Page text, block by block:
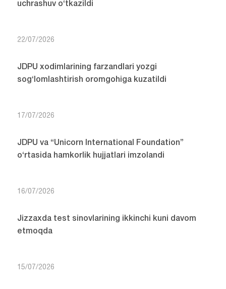
uchrashuv o‘tkazildi
22/07/2026
JDPU xodimlarining farzandlari yozgi
sog‘lomlashtirish oromgohiga kuzatildi
17/07/2026
JDPU va “Unicorn International Foundation”
o‘rtasida hamkorlik hujjatlari imzolandi
16/07/2026
Jizzaxda test sinovlarining ikkinchi kuni davom
etmoqda
15/07/2026